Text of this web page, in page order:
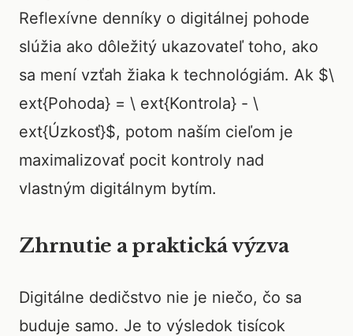
Reflexívne denníky o digitálnej pohode
slúžia ako dôležitý ukazovateľ toho, ako
sa mení vzťah žiaka k technológiám. Ak $\
ext{Pohoda} = \ ext{Kontrola} - \
ext{Úzkosť}$, potom naším cieľom je
maximalizovať pocit kontroly nad
vlastným digitálnym bytím.
Zhrnutie a praktická výzva
Digitálne dedičstvo nie je niečo, čo sa
buduje samo. Je to výsledok tisícok